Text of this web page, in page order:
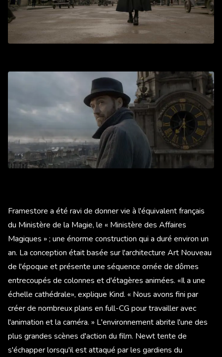
Framestore a été ravi de donner vie à l'équivalent français
du Ministère de la Magie, le « Ministère des Affaires
Magiques » ; une énorme construction qui a duré environ un
an. La conception était basée sur l'architecture Art Nouveau
de l'époque et présente une séquence ornée de dômes
entrecoupés de colonnes et d'étagères animées. «Il a une
échelle cathédrale», explique Kind. « Nous avons fini par
créer de nombreux plans en full-CG pour travailler avec
l'animation et la caméra. » L'environnement abrite l'une des
plus grandes scènes d'action du film. Newt tente de
s'échapper lorsqu'il est attaqué par les gardiens du